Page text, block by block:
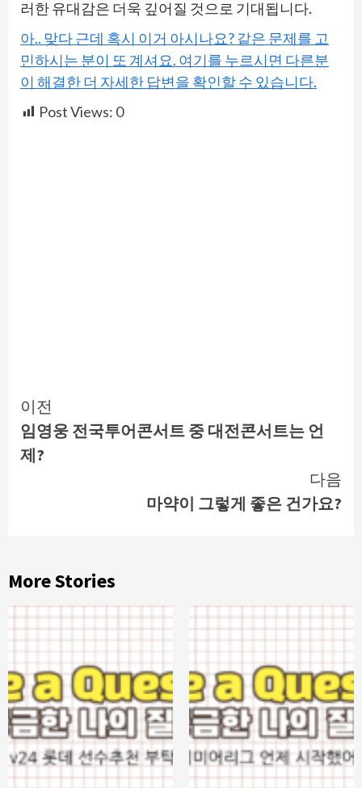
러한 유대감은 더욱 깊어질 것으로 기대됩니다.
아.. 맞다 근데 혹시 이거 아시나요? 같은 문제를 고
민하시는 분이 또 계셔요. 여기를 누르시면 다른분
이 해결한 더 자세한 답변을 확인할 수 있습니다.
Post Views: 0
Continue
Reading
이전
임영웅 전국투어콘서트 중 대전콘서트는 언
제?
다음
마약이 그렇게 좋은 건가요?
More Stories